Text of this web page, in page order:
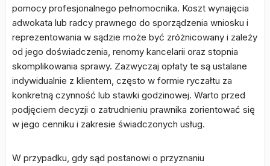
pomocy profesjonalnego pełnomocnika. Koszt wynajęcia
adwokata lub radcy prawnego do sporządzenia wniosku i
reprezentowania w sądzie może być zróżnicowany i zależy
od jego doświadczenia, renomy kancelarii oraz stopnia
skomplikowania sprawy. Zazwyczaj opłaty te są ustalane
indywidualnie z klientem, często w formie ryczałtu za
konkretną czynność lub stawki godzinowej. Warto przed
podjęciem decyzji o zatrudnieniu prawnika zorientować się
w jego cenniku i zakresie świadczonych usług.
W przypadku, gdy sąd postanowi o przyznaniu